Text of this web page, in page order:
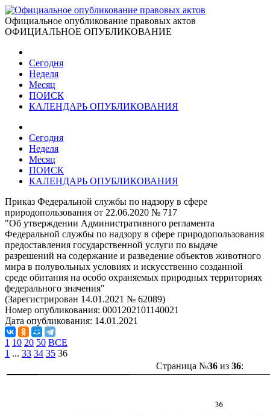
Официальное опубликование правовых актов
ОФИЦИАЛЬНОЕ ОПУБЛИКОВАНИЕ
Сегодня
Неделя
Месяц
ПОИСК
КАЛЕНДАРЬ ОПУБЛИКОВАНИЯ
Сегодня
Неделя
Месяц
ПОИСК
КАЛЕНДАРЬ ОПУБЛИКОВАНИЯ
Приказ Федеральной службы по надзору в сфере
природопользования от 22.06.2020 № 717
"Об утверждении Административного регламента
Федеральной службы по надзору в сфере природопользования
предоставления государственной услуги по выдаче
разрешений на содержание и разведение объектов животного
мира в полувольных условиях и искусственно созданной
среде обитания на особо охраняемых природных территориях
федерального значения"
(Зарегистрирован 14.01.2021 № 62089)
Номер опубликования: 0001202101140021
Дата опубликования: 14.01.2021
1 10 20 50 ВСЕ
1 ... 33 34 35 36
Страница №36из 36: